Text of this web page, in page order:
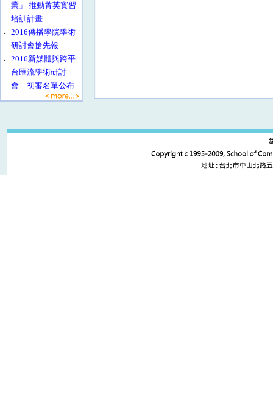
業」 推動菁英實習
培訓計畫
‧
2016傳播學院學術
研討會搶先報
‧
2016新媒體與跨平
台匯流學術研討
會 初審名單公布